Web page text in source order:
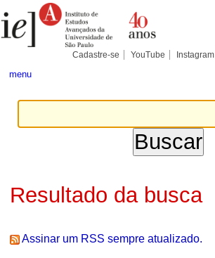
para
conteúdo.
Pessoais
Cadastre-se YouTube Instagram
menu
Resultado da busca
Assinar um RSS sempre atualizado.